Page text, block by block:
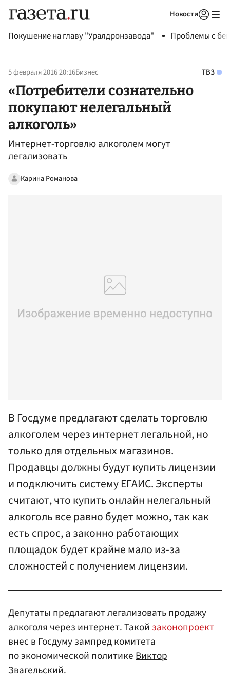
Новости
Покушение на главу "Уралдронзавода" Проблемы с
5 февраля 2016 20:16Бизнес ТВЗ
«Потребители сознательно
покупают нелегальный
алкоголь»
Интернет-торговлю алкоголем могут
легализовать
Карина Романова
В Госдуме предлагают сделать торговлю
алкоголем через интернет легальной, но
только для отдельных магазинов.
Продавцы должны будут купить лицензии
и подключить систему ЕГАИС. Эксперты
считают, что купить онлайн нелегальный
алкоголь все равно будет можно, так как
есть спрос, а законно работающих
площадок будет крайне мало из-за
сложностей с получением лицензии.
Депутаты предлагают легализовать продажу
алкоголя через интернет. Такой законопроект
внес в Госдуму зампред комитета
по экономической политике Виктор
Звагельский.